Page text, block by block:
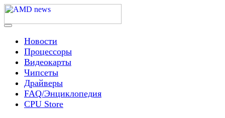
Skip
content
AMD news
Menu
Новости
Процессоры
Видеокарты
Чипсеты
Драйверы
FAQ/Энциклопедия
CPU Store